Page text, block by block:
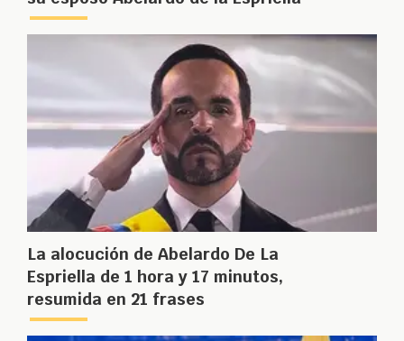
La alocución de Abelardo De La
Espriella de 1 hora y 17 minutos,
resumida en 21 frases